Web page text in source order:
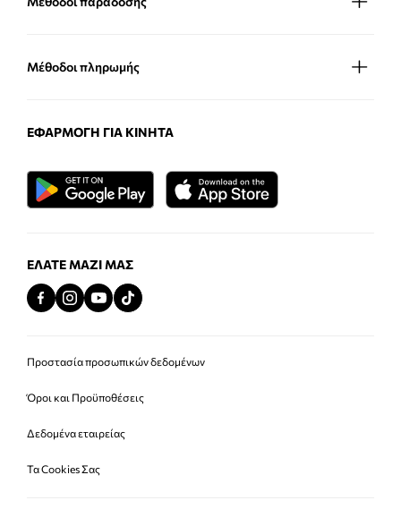
Μέθοδοι πληρωμής
ΕΦΑΡΜΟΓΉ ΓΙΑ ΚΙΝΗΤΆ
ΕΛΆΤΕ ΜΑΖΊ ΜΑΣ
Προστασία προσωπικών δεδομένων
Όροι και Προϋποθέσεις
Δεδομένα εταιρείας
Τα Cookies Σας